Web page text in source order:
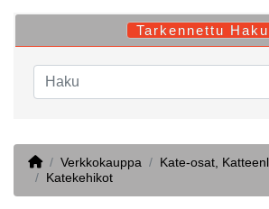
Tarkennettu Haku
HomeVerkkokauppa
Kate-osat,
Katekehikot